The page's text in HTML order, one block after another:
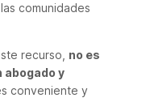
comunidades
recurso, no es
abogado y
conveniente y